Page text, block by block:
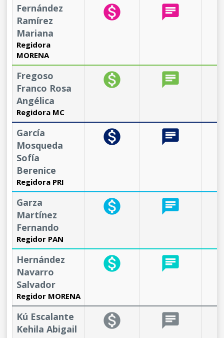
Fernández
Ramírez
Mariana
Regidora
MORENA
monetization_on chat
Fregoso
Franco Rosa
Angélica
Regidora MC
monetization_on chat
García
Mosqueda
Sofía
Berenice
Regidora PRI
monetization_on chat
Garza
Martínez
Fernando
Regidor PAN
monetization_on chat
Hernández
Navarro
Salvador
Regidor MORENA
monetization_on chat
Kú Escalante
Kehila Abigail
monetization_on chat